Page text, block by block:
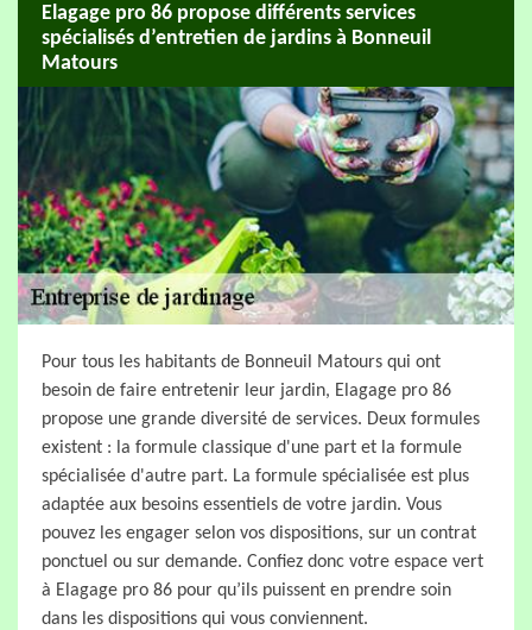
Elagage pro 86 propose différents services
spécialisés d’entretien de jardins à Bonneuil
Matours
Pour tous les habitants de Bonneuil Matours qui ont
besoin de faire entretenir leur jardin, Elagage pro 86
propose une grande diversité de services. Deux formules
existent : la formule classique d'une part et la formule
spécialisée d'autre part. La formule spécialisée est plus
adaptée aux besoins essentiels de votre jardin. Vous
pouvez les engager selon vos dispositions, sur un contrat
ponctuel ou sur demande. Confiez donc votre espace vert
à Elagage pro 86 pour qu’ils puissent en prendre soin
dans les dispositions qui vous conviennent.